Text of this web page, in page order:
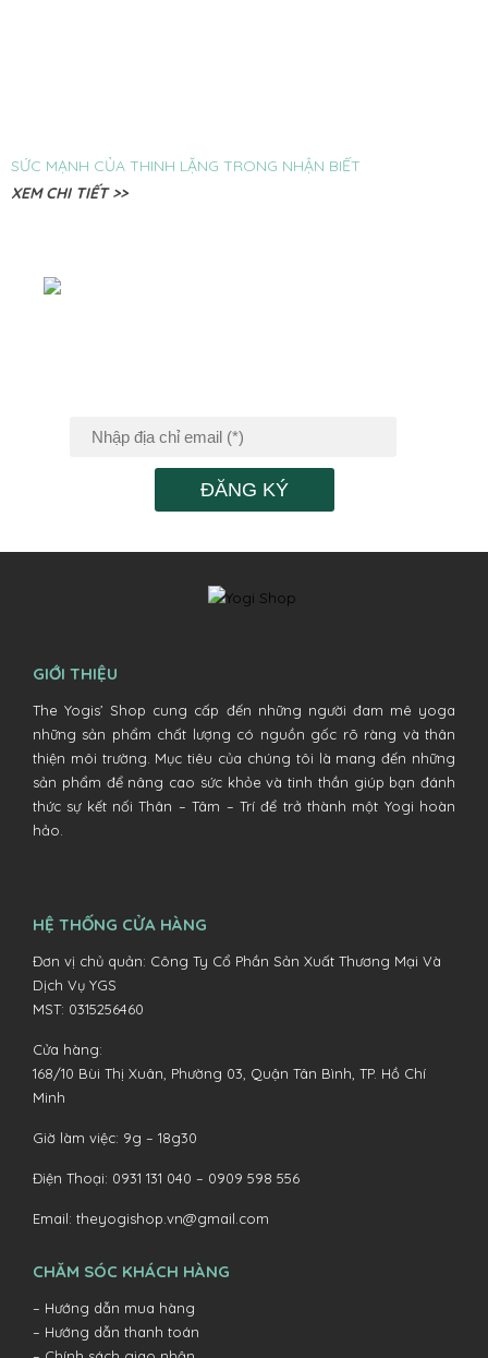
SỨC MẠNH CỦA THINH LẶNG TRONG NHẬN BIẾT
XEM CHI TIẾT >>
ĐĂNG KÝ
GIỚI THIỆU
The Yogis’ Shop cung cấp đến những người đam mê yoga
những sản phẩm chất lượng có nguồn gốc rõ ràng và thân
thiện môi trường. Mục tiêu của chúng tôi là mang đến những
sản phẩm để nâng cao sức khỏe và tinh thần giúp bạn đánh
thức sự kết nối Thân – Tâm – Trí để trở thành một Yogi hoàn
hảo.
HỆ THỐNG CỬA HÀNG
Đơn vị chủ quản: Công Ty Cổ Phần Sản Xuất Thương Mại Và
Dịch Vụ YGS
MST: 0315256460
Cửa hàng:
168/10 Bùi Thị Xuân, Phường 03, Quận Tân Bình, TP. Hồ Chí
Minh
Giờ làm việc: 9g – 18g30
Điện Thoại: 0931 131 040 – 0909 598 556
Email: theyogishop.vn@gmail.com
CHĂM SÓC KHÁCH HÀNG
– Hướng dẫn mua hàng
– Hướng dẫn thanh toán